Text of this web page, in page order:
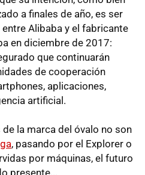
a finales de año, es ser
Alibaba y el fabricante
en diciembre de 2017:
que continuarán
de cooperación
aplicaciones,
artificial.
la marca del óvalo no son
, pasando por el Explorer o
por máquinas, el futuro